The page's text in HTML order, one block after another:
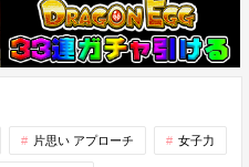
片思い アプローチ 女子力